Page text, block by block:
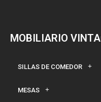
MOBILIARIO
SILLAS DE COMEDOR
MESAS